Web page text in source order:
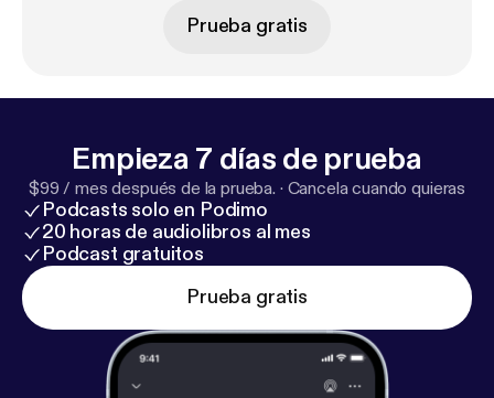
Prueba gratis
Empieza 7 días de prueba
$99 / mes después de la prueba. · Cancela cuando quieras
Podcasts solo en Podimo
20 horas de audiolibros al mes
Podcast gratuitos
Prueba gratis